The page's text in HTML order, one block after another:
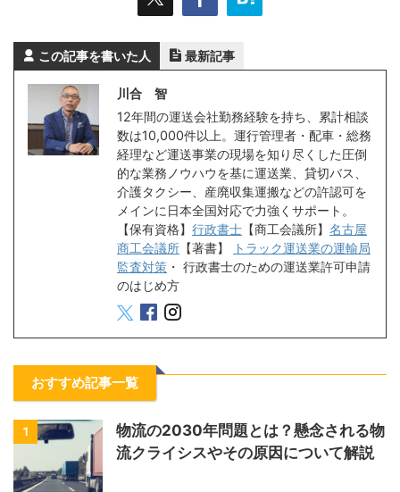
この記事を書いた人 最新記事
川合 智
12年間の運送会社勤務経験を持ち、累計相談
数は10,000件以上。運行管理者・配車・総務
経理など運送事業の現場を知り尽くした圧倒
的な業務ノウハウを基に運送業、貸切バス、
介護タクシー、産廃収集運搬などの許認可を
メインに日本全国対応で力強くサポート。
【保有資格】 行政書士 【商工会議所】 名古屋
商工会議所 【著書】
トラック運送業の運輸局
監査対策 ・ 行政書士のための運送業許可申請
のはじめ方
おすすめ記事一覧
1
物流の2030年問題とは？懸念される物
流クライシスやその原因について解説